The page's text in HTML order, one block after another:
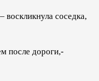
воскликнула соседка,
после дороги,-